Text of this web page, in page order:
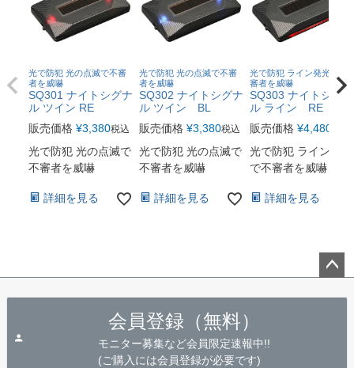
光で防犯 光の点滅で不審
者を威嚇
SQ301 ナイトシグナ
ル ツイン RE
販売価格 ¥3,380税込
光で防犯 光の点滅で
不審者を威嚇
詳細を見る
光で防犯 光の点滅で不審
者を威嚇
SQ302 ナイトシグナ
ル ツイン BL
販売価格 ¥3,380税込
光で防犯 光の点滅で
不審者を威嚇
詳細を見る
光で防犯 ライン発光で不
審者を威嚇
SQ303 ナイトシグナ
ル ライン RE
販売価格 ¥4,480
光で防犯 ライン発光
で不審者を威嚇
詳細を見る
会員登録（無料）
モニター募集など会員限定速報中!!
(ご購入には会員登録が必要です)